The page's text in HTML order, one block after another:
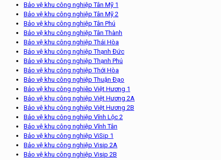
Bảo vệ khu công nghiệp Tân Mỹ 1
Bảo vệ khu công nghiệp Tân Mỹ 2
Bảo vệ khu công nghiệp Tân Phú
Bảo vệ khu công nghiệp Tân Thành
Bảo vệ khu công nghiệp Thái Hòa
Bảo vệ khu công nghiệp Thạnh Đức
Bảo vệ khu công nghiệp Thạnh Phú
Bảo vệ khu công nghiệp Thới Hòa
Bảo vệ khu công nghiệp Thuận Đạo
Bảo vệ khu công nghiêp Việt Hương 1
Bảo vệ khu công nghiệp Việt Hương 2A
Bảo vệ khu công nghiệp Việt Hương 2B
Bảo vệ khu công nghiệp Vĩnh Lộc 2
Bảo vệ khu công nghiệp Vĩnh Tân
Bảo vệ khu công nghiệp ViSip 1
Bảo vệ khu công nghiệp Visip 2A
Bảo vệ khu công nghiệp Visip 2B